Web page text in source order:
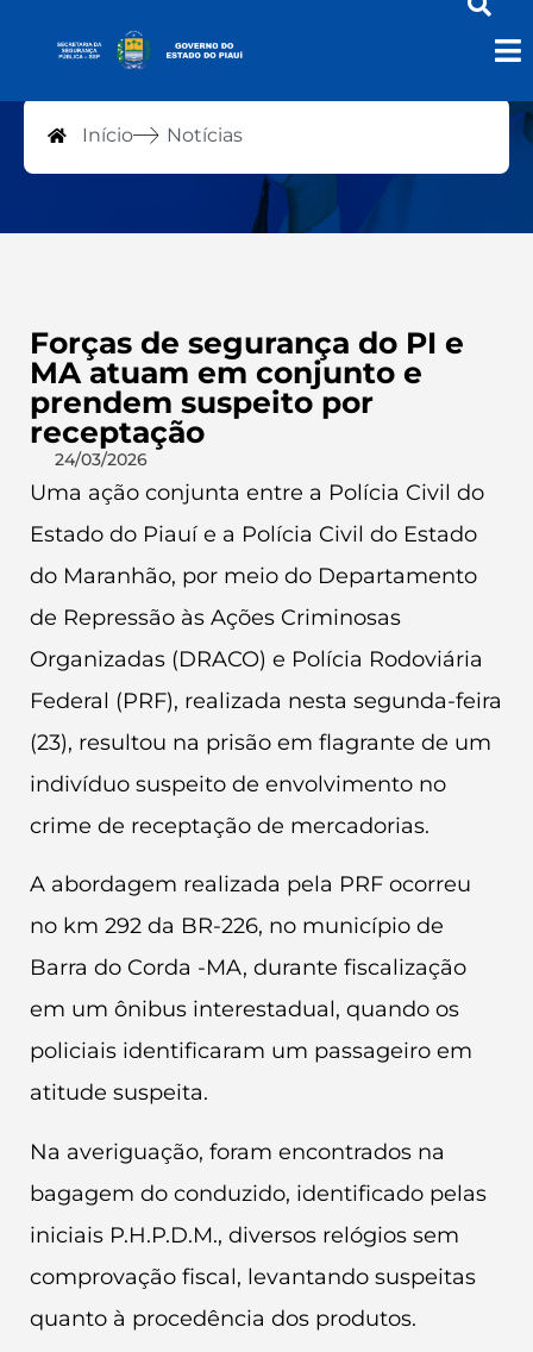
Notícias
Início Notícias
Forças de segurança do PI e
MA atuam em conjunto e
prendem suspeito por
receptação
24/03/2026
Uma ação conjunta entre a Polícia Civil do
Estado do Piauí e a Polícia Civil do Estado
do Maranhão, por meio do Departamento
de Repressão às Ações Criminosas
Organizadas (DRACO) e Polícia Rodoviária
Federal (PRF), realizada nesta segunda-feira
(23), resultou na prisão em flagrante de um
indivíduo suspeito de envolvimento no
crime de receptação de mercadorias.
A abordagem realizada pela PRF ocorreu
no km 292 da BR-226, no município de
Barra do Corda -MA, durante fiscalização
em um ônibus interestadual, quando os
policiais identificaram um passageiro em
atitude suspeita.
Na averiguação, foram encontrados na
bagagem do conduzido, identificado pelas
iniciais P.H.P.D.M., diversos relógios sem
comprovação fiscal, levantando suspeitas
quanto à procedência dos produtos.